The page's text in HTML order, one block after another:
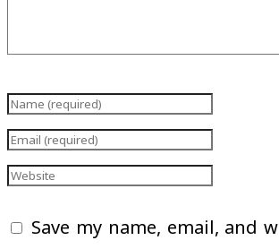
Save my name, email, and